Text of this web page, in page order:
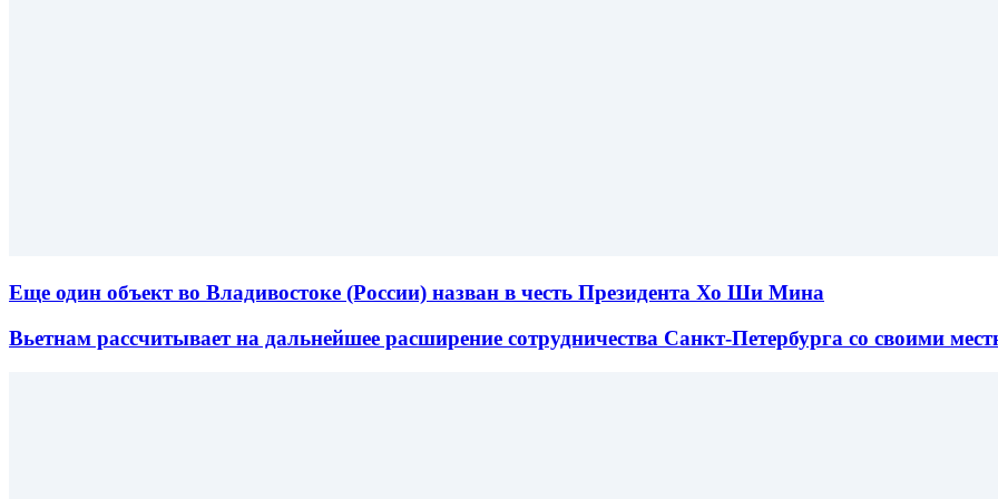
Еще один объект во Владивостоке (России) назван в честь Президента Хо Ши Мина
Вьетнам рассчитывает на дальнейшее расширение сотрудничества Санкт-Петербурга со своими